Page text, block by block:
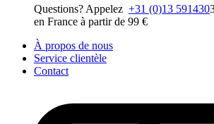
Questions? Appelez +31 (0)13 591430
en France à partir de 99 €
À propos de nous
Service clientèle
Contact